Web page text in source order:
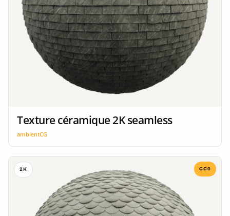
Texture céramique 2K seamless
ambientCG
2K CC0